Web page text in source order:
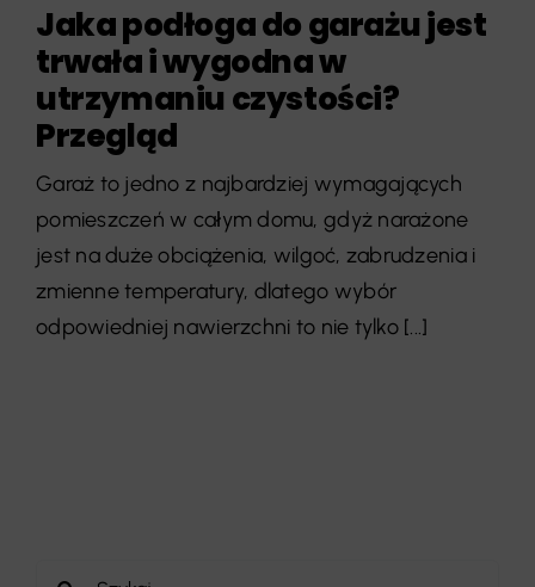
Jaka podłoga do garażu jest
trwała i wygodna w
utrzymaniu czystości?
Przegląd
Garaż to jedno z najbardziej wymagających
pomieszczeń w całym domu, gdyż narażone
jest na duże obciążenia, wilgoć, zabrudzenia i
zmienne temperatury, dlatego wybór
odpowiedniej nawierzchni to nie tylko [...]
Szukaj